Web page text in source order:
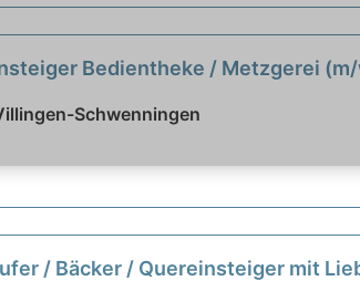
Bedientheke / Metzgerei
Schwenningen
/ Bäcker / Quereinsteiger mit